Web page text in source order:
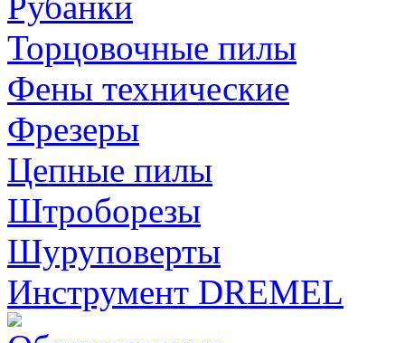
Торцовочные пилы
Фены технические
Фрезеры
Цепные пилы
Штроборезы
Шуруповерты
Инструмент DREMEL